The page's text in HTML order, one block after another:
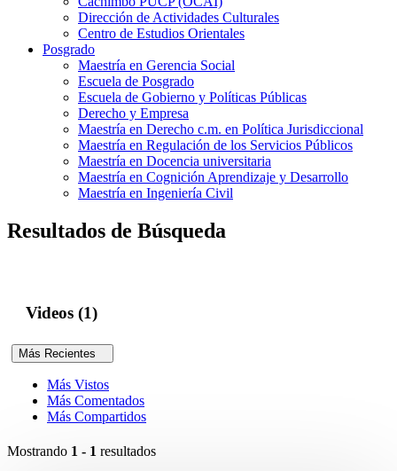
Dirección de Actividades Culturales
Centro de Estudios Orientales
Posgrado
Maestría en Gerencia Social
Escuela de Posgrado
Escuela de Gobierno y Políticas Públicas
Derecho y Empresa
Maestría en Derecho c.m. en Política Jurisdiccional
Maestría en Regulación de los Servicios Públicos
Maestría en Docencia universitaria
Maestría en Cognición Aprendizaje y Desarrollo
Maestría en Ingeniería Civil
Resultados de Búsqueda
Videos (1)
Más Recientes
Más Vistos
Más Comentados
Más Compartidos
Mostrando 1 - 1 resultados